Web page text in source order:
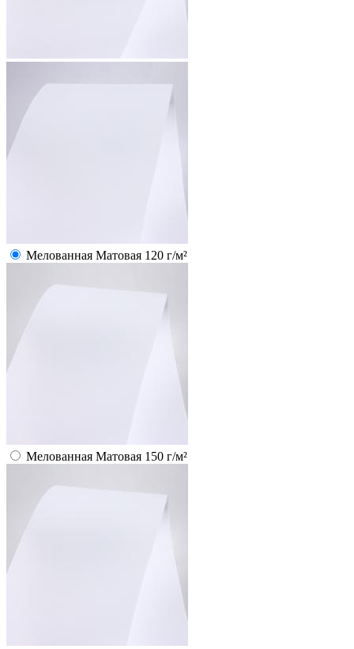
Мелованная Матовая 120 г/м²
Мелованная Матовая 150 г/м²